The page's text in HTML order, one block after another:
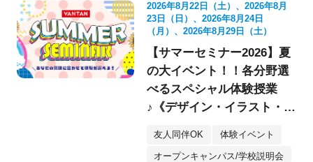
2026年8月22日（土）、2026年8月
23日（日）、2026年8月24日
（月）、2026年8月29日（土）
【サマーセミナー2026】夏
の大イベント！！各分野選
べるスペシャル体験授業
♪《デザイン・イラスト・映
友人同伴OK 体験イベント
オープンキャンパス/学校説明会